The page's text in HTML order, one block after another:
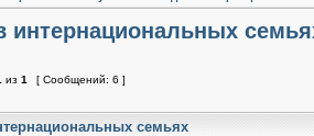
интернациональных
из 1
[ Сообщений: 6 ]
семьях